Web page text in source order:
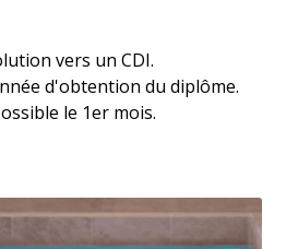
vers un CDI.
d'obtention du diplôme.
le 1er mois.